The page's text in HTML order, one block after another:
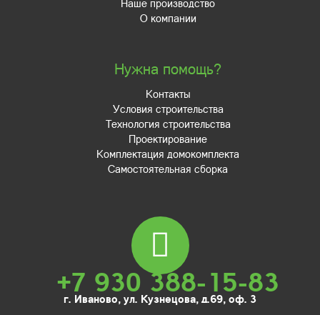
Наше производство
О компании
Нужна помощь?
Контакты
Условия строительства
Технология строительства
Проектирование
Комплектация домокомплекта
Самостоятельная сборка
+7 930 388-15-83
г. Иваново, ул. Кузнецова, д.69, оф. 3